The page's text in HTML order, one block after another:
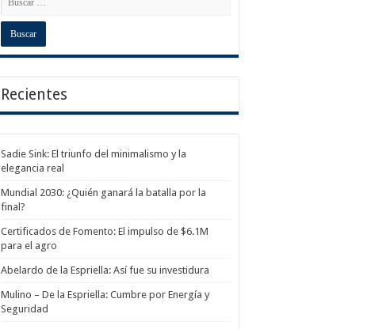
Recientes
Sadie Sink: El triunfo del minimalismo y la
elegancia real
Mundial 2030: ¿Quién ganará la batalla por la
final?
Certificados de Fomento: El impulso de $6.1M
para el agro
Abelardo de la Espriella: Así fue su investidura
Mulino – De la Espriella: Cumbre por Energía y
Seguridad